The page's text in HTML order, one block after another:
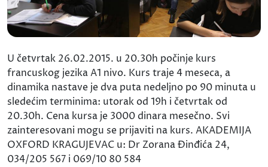
U četvrtak 26.02.2015. u 20.30h počinje kurs
francuskog jezika A1 nivo. Kurs traje 4 meseca, a
dinamika nastave je dva puta nedeljno po 90 minuta u
sledećim terminima: utorak od 19h i četvrtak od
20.30h. Cena kursa je 3000 dinara mesečno. Svi
zainteresovani mogu se prijaviti na kurs. AKADEMIJA
OXFORD KRAGUJEVAC u: Dr Zorana Đinđića 24,
034/205 567 i 069/10 80 584